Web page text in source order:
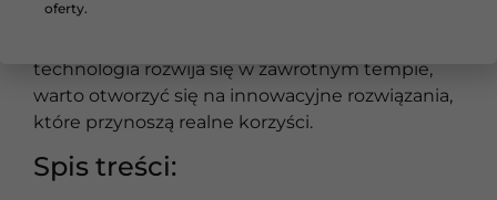
cieplnym praktycznie natychmiast po
technologia rozwija się w zawrotnym tempie,
warto otworzyć się na innowacyjne rozwiązania,
które przynoszą realne korzyści.
Spis treści:
oferty.